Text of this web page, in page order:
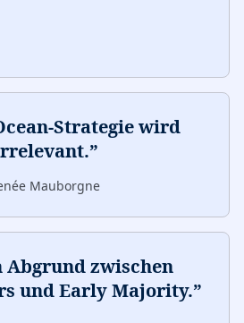
Strategie wird
”
Mauborgne
Abgrund zwischen
und Early Majority.”